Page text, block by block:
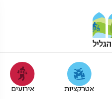
אטרקציות אירועים